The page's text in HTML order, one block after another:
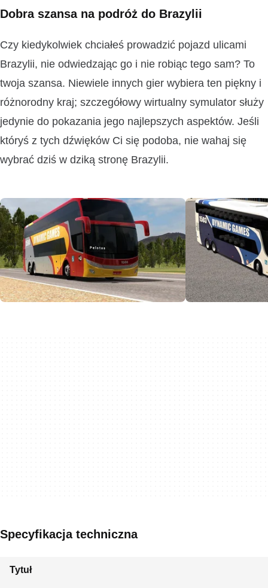
Dobra szansa na podróż do Brazylii
Czy kiedykolwiek chciałeś prowadzić pojazd ulicami
Brazylii, nie odwiedzając go i nie robiąc tego sam? To
twoja szansa. Niewiele innych gier wybiera ten piękny i
różnorodny kraj; szczegółowy wirtualny symulator służy
jedynie do pokazania jego najlepszych aspektów. Jeśli
któryś z tych dźwięków Ci się podoba, nie wahaj się
wybrać dziś w dziką stronę Brazylii.
Specyfikacja techniczna
Tytuł